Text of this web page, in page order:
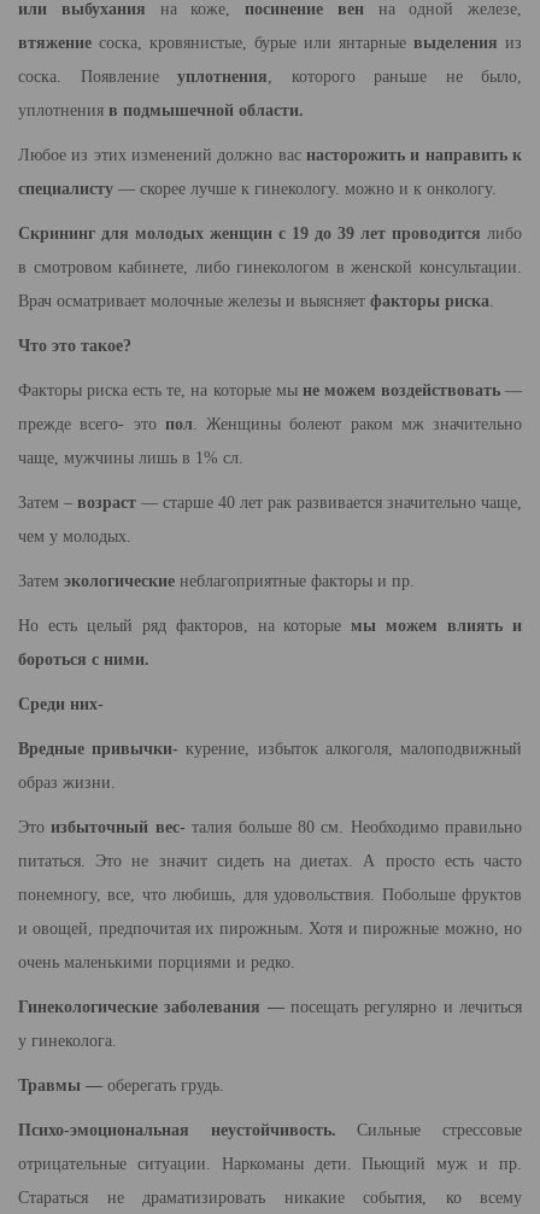
или выбухания на коже, посинение венна одной железе,
втяжение соска, кровянистые, бурые или янтарные выделения из
соска. Появление уплотнения , которого раньше не было,
уплотнения в подмышечной области.
Любое из этих изменений должно вас насторожить и направить к
специалисту — скорее лучше к гинекологу. можно и к онкологу.
Скрининг для молодых женщин с 19 до 39 лет проводится либо
в смотровом кабинете, либо гинекологом в женской консультации.
Врач осматривает молочные железы и выясняет факторы риска
Что это такое?
Факторы риска есть те, на которые мы не можем воздействовать—
прежде всего- это пол . Женщины болеют раком мж значительно
чаще, мужчины лишь в 1% сл.
Затем – возраст — старше 40 лет рак развивается значительно чаще,
чем у молодых.
Затем экологические неблагоприятные факторы и пр.
Но есть целый ряд факторов, на которыемы можем влиять и
бороться с ними.
Среди них-
Вредные привычки- курение, избыток алкоголя, малоподвижный
образ жизни.
Этоизбыточный вес- талия больше 80 см. Необходимо правильно
питаться. Это не значит сидеть на диетах. А просто есть часто
понемногу, все, что любишь, для удовольствия. Побольше фруктов
и овощей, предпочитая их пирожным. Хотя и пирожные можно, но
очень маленькими порциями и редко.
Гинекологические заболевания —посещать регулярно и лечиться
у гинеколога.
Травмы — оберегать грудь.
Психо-эмоциональная неустойчивость. Сильные стрессовые
отрицательные ситуации. Наркоманы дети. Пьющий муж и пр.
Стараться не драматизировать никакие события, ко всему